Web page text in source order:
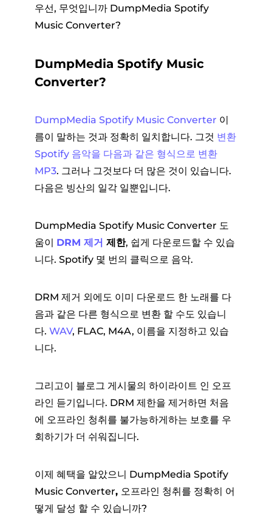
우선, 무엇입니까 DumpMedia Spotify
Music Converter?
DumpMedia Spotify Music
Converter?
DumpMedia Spotify Music Converter 이
름이 말하는 것과 정확히 일치합니다. 그것 변환
Spotify 음악을 다음과 같은 형식으로 변환
MP3. 그러나 그것보다 더 많은 것이 있습니다.
다음은 빙산의 일각 일뿐입니다.
DumpMedia Spotify Music Converter 도
움이 DRM 제거 제한, 쉽게 다운로드할 수 있습
니다. Spotify 몇 번의 클릭으로 음악.
DRM 제거 외에도 이미 다운로드 한 노래를 다
음과 같은 다른 형식으로 변환 할 수도 있습니
다. WAV, FLAC, M4A, 이름을 지정하고 있습
니다.
그리고이 블로그 게시물의 하이라이트 인 오프
라인 듣기입니다. DRM 제한을 제거하면 처음
에 오프라인 청취를 불가능하게하는 보호를 우
회하기가 더 쉬워집니다.
이제 혜택을 알았으니 DumpMedia Spotify
Music Converter, 오프라인 청취를 정확히 어
떻게 달성 할 수 있습니까?